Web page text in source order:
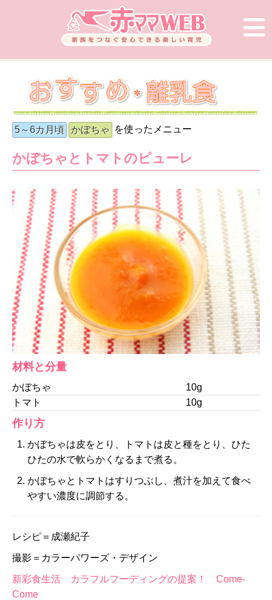
5～6カ月頃 かぼちゃ を使ったメニュー
かぼちゃとトマトのピューレ
材料と分量
かぼちゃ
10g
トマト
10g
作り方
かぼちゃは皮をとり、トマトは皮と種をとり、ひた
ひたの水で軟らかくなるまで煮る。
かぼちゃとトマトはすりつぶし、煮汁を加えて食べ
やすい濃度に調節する。
レシピ＝成瀬紀子
撮影＝カラーパワーズ・デザイン
新彩食生活 カラフルフーディングの提案！ Come-
Come